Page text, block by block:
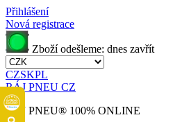
Přihlášení
Nová registrace
Zboží odešleme: dnes zavřít
CZSKPL
RÁJ PNEU CZ
RÁJ PNEU® 100% ONLINE